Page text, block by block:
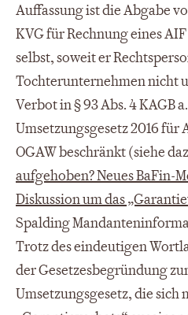
Auffassung ist die Abgabe
KVG für Rechnung eines
selbst, soweit er
Tochterunternehmen nicht
Verbot in § 93 Abs. 4 KAGB
Umsetzungsgesetz 2016 für
OGAW beschränkt (siehe
aufgehoben? Neues BaFin-
Diskussion um das
Spalding
Trotz des eindeutigen
der Gesetzesbegründung
Umsetzungsgesetz, die sich